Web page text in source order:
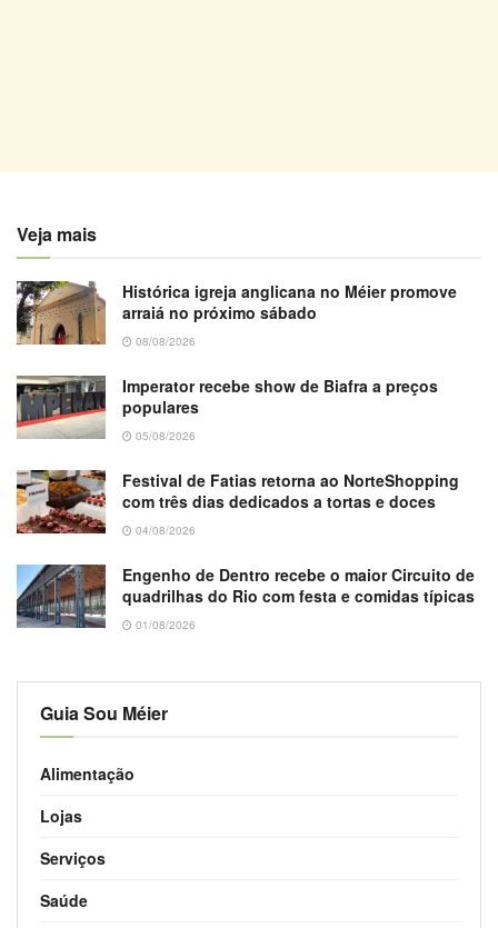
Veja mais
Histórica igreja anglicana no Méier promove
arraiá no próximo sábado
08/08/2026
Imperator recebe show de Biafra a preços
populares
05/08/2026
Festival de Fatias retorna ao NorteShopping
com três dias dedicados a tortas e doces
04/08/2026
Engenho de Dentro recebe o maior Circuito de
quadrilhas do Rio com festa e comidas típicas
01/08/2026
Guia Sou Méier
Alimentação
Lojas
Serviços
Saúde